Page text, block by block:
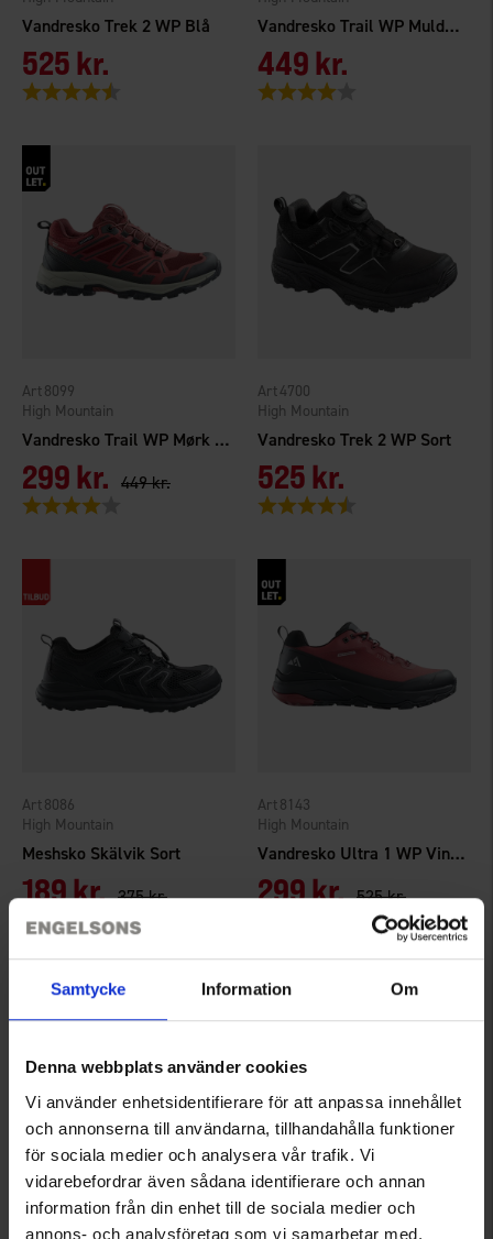
Samtycke Information Om
Denna webbplats använder cookies
Vi använder enhetsidentifierare för att anpassa innehållet
och annonserna till användarna, tillhandahålla funktioner
för sociala medier och analysera vår trafik. Vi
vidarebefordrar även sådana identifierare och annan
information från din enhet till de sociala medier och
annons- och analysföretag som vi samarbetar med.
Vandresko Trek 2 WP Blå
525 kr.
Vurdering:
Vandresko Trail WP Muldvarp
449 kr.
Vurdering:
Vandresko Trail WP Mørk terracotta
High Mountain
8099
299 kr. 449 kr.
Vurdering:
Vandresko Trek 2 WP Sort
High Mountain
4700
525 kr.
Vurdering:
Meshsko Skälvik Sort
High Mountain
8086
189 kr. 375 kr.
Vandresko Ultra 1 WP Vinrød
High Mountain
8143
299 kr. 525 kr.
3.9 ud af 5 stjerner
8102 8093